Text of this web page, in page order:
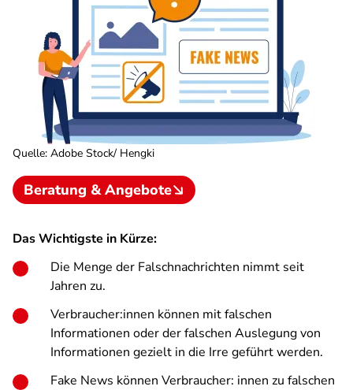
Quelle: Adobe Stock/ Hengki
Beratung & Angebote
Das Wichtigste in Kürze:
Die Menge der Falschnachrichten nimmt seit
Jahren zu.
Verbraucher:innen können mit falschen
Informationen oder der falschen Auslegung von
Informationen gezielt in die Irre geführt werden.
Fake News können Verbraucher: innen zu falschen